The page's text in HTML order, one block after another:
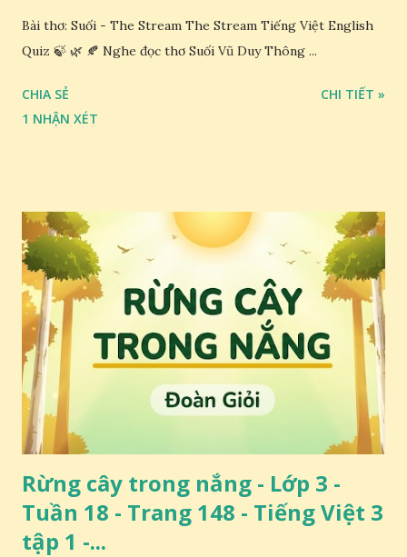
Bài thơ: Suối - The Stream The Stream Tiếng Việt English
Quiz 🍃 🌿 🍂 Nghe đọc thơ Suối Vũ Duy Thông ...
CHIA SẺ
1 NHẬN XÉT
CHI TIẾT »
Rừng cây trong nắng - Lớp 3 -
Tuần 18 - Trang 148 - Tiếng Việt 3
tập 1 -...